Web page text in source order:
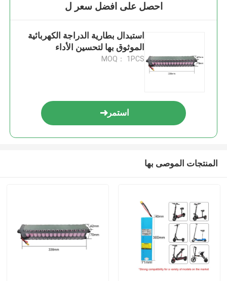
احصل على افضل سعر ل
استبدال بطارية الدراجة الكهربائية
الموثوق بها لتحسين الأداء
MOQ： 1PCS
استمر
المنتجات الموصى بها